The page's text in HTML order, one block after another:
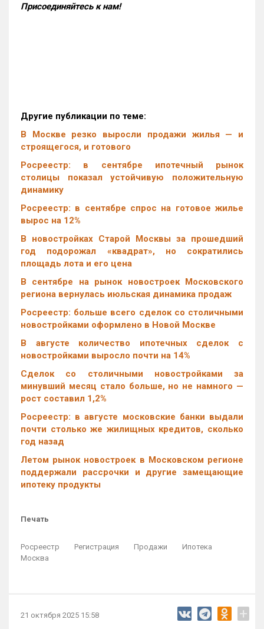
Присоединяйтесь к нам!
Другие публикации по теме:
В Москве резко выросли продажи жилья — и
строящегося, и готового
Росреестр: в сентябре ипотечный рынок
столицы показал устойчивую положительную
динамику
Росреестр: в сентябре спрос на готовое жилье
вырос на 12%
В новостройках Старой Москвы за прошедший
год подорожал «квадрат», но сократились
площадь лота и его цена
В сентябре на рынок новостроек Московского
региона вернулась июльская динамика продаж
Росреестр: больше всего сделок со столичными
новостройками оформлено в Новой Москве
В августе количество ипотечных сделок с
новостройками выросло почти на 14%
Cделок со столичными новостройками за
минувший месяц стало больше, но не намного —
рост составил 1,2%
Росреестр: в августе московские банки выдали
почти столько же жилищных кредитов, сколько
год назад
Летом рынок новостроек в Московском регионе
поддержали рассрочки и другие замещающие
ипотеку продукты
Печать
Росреестр Регистрация Продажи
Ипотека
Москва
21 октября 2025 15:58 +